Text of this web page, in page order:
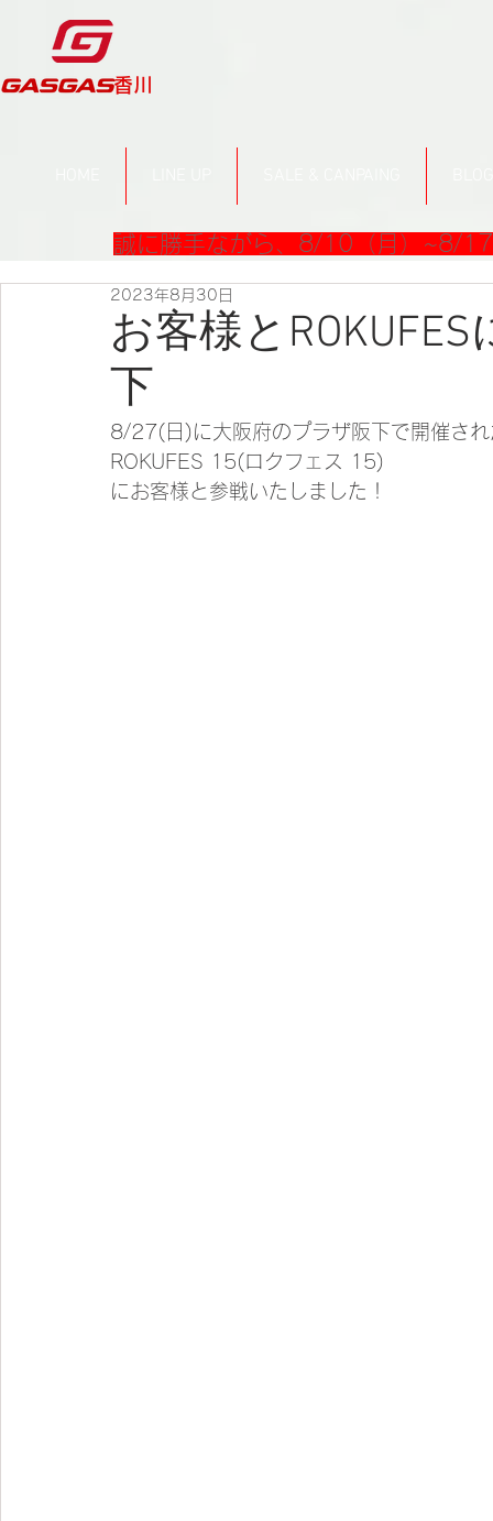
​香川
誠に勝手ながら、8/10（月）~8/
お客様と
下
2023年8月30日
8/27(日)に大阪府のプラザ阪下で開催され
ROKUFES 15(ロクフェス 15)
にお客様と参戦いたしました！